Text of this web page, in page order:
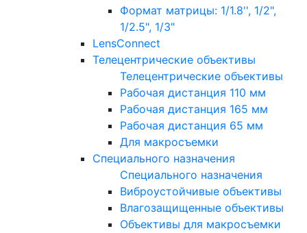
Формат матрицы: 1/1.8'', 1/2",
1/2.5", 1/3"
LensConnect
Телецентрические объективы
Телецентрические объективы
Рабочая дистанция 110 мм
Рабочая дистанция 165 мм
Рабочая дистанция 65 мм
Для макросъемки
Специального назначения
Специального назначения
Виброустойчивые объективы
Влагозащищенные объективы
Объективы для макросъемки